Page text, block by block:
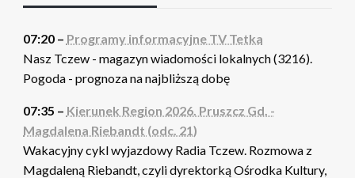
07:20 – Programy informacyjne TV Tetka
Nasz Tczew - magazyn wiadomości lokalnych (3216).
Pogoda - prognoza na najbliższą dobę
07:35 – Kierunek Region 2026. Pruszcz Gd. -
Magdalena Riebandt (odc. 21)
Wakacyjny cykl wyjazdowy Radia Tczew. Rozmowa z
Magdaleną Riebandt, czyli dyrektorką Ośrodka Kultury,